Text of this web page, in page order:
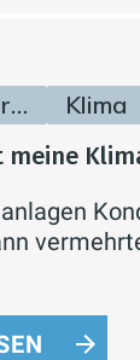
Verbraucherinfos Klima